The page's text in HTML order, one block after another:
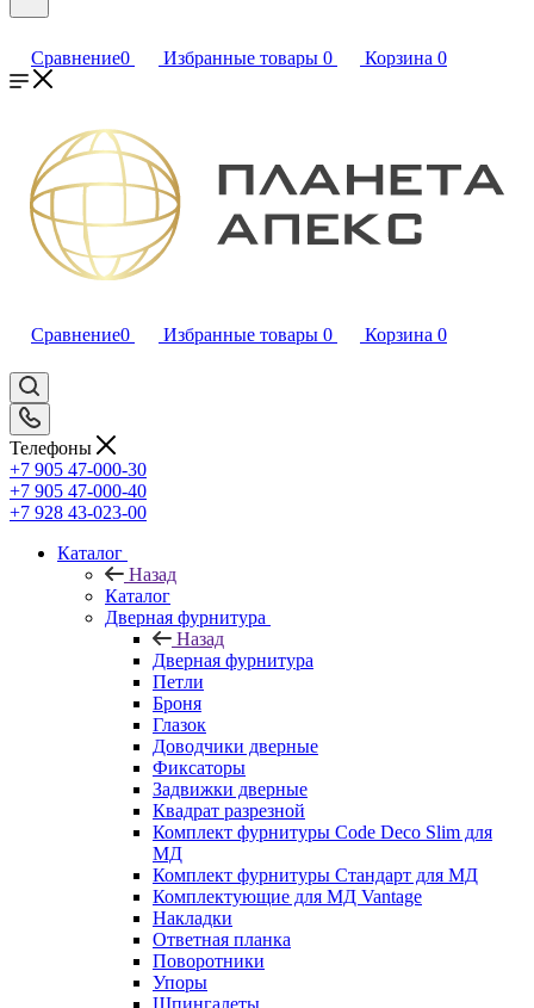
Сравнение0 Избранные товары 0 Корзина 0
Сравнение0 Избранные товары 0 Корзина 0
Телефоны
+7 905 47-000-30
+7 905 47-000-40
+7 928 43-023-00
Каталог
Назад
Каталог
Дверная фурнитура
Назад
Дверная фурнитура
Петли
Броня
Глазок
Доводчики дверные
Фиксаторы
Задвижки дверные
Квадрат разрезной
Комплект фурнитуры Code Deco Slim для
МД
Комплект фурнитуры Стандарт для МД
Комплектующие для МД Vantage
Накладки
Ответная планка
Поворотники
Упоры
Шпингалеты